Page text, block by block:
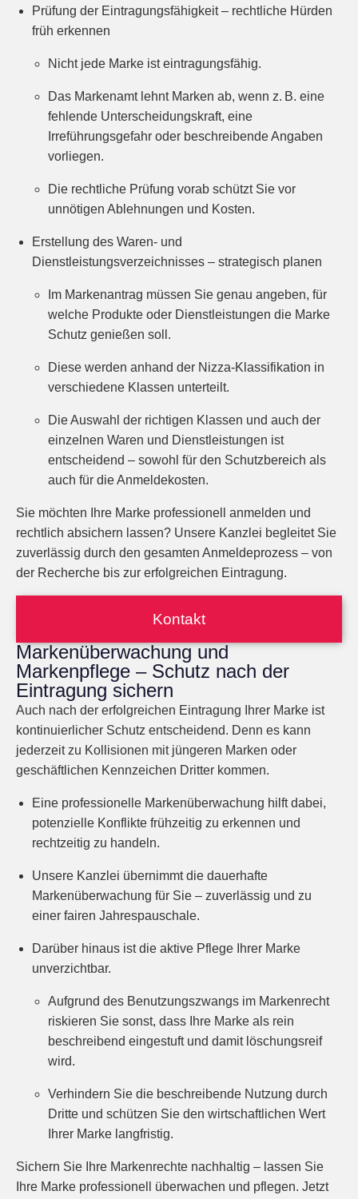
Prüfung der Eintragungsfähigkeit – rechtliche Hürden
früh erkennen
Nicht jede Marke ist eintragungsfähig.
Das Markenamt lehnt Marken ab, wenn z. B. eine
fehlende Unterscheidungskraft, eine
Irreführungsgefahr oder beschreibende Angaben
vorliegen.
Die rechtliche Prüfung vorab schützt Sie vor
unnötigen Ablehnungen und Kosten.
Erstellung des Waren- und
Dienstleistungsverzeichnisses – strategisch planen
Im Markenantrag müssen Sie genau angeben, für
welche Produkte oder Dienstleistungen die Marke
Schutz genießen soll.
Diese werden anhand der Nizza-Klassifikation in
verschiedene Klassen unterteilt.
Die Auswahl der richtigen Klassen und auch der
einzelnen Waren und Dienstleistungen ist
entscheidend – sowohl für den Schutzbereich als
auch für die Anmeldekosten.
Sie möchten Ihre Marke professionell anmelden und
rechtlich absichern lassen? Unsere Kanzlei begleitet Sie
zuverlässig durch den gesamten Anmeldeprozess – von
der Recherche bis zur erfolgreichen Eintragung.
Kontakt
Markenüberwachung und
Markenpflege – Schutz nach der
Eintragung sichern
Auch nach der erfolgreichen Eintragung Ihrer Marke ist
kontinuierlicher Schutz entscheidend. Denn es kann
jederzeit zu Kollisionen mit jüngeren Marken oder
geschäftlichen Kennzeichen Dritter kommen.
Eine professionelle Markenüberwachung hilft dabei,
potenzielle Konflikte frühzeitig zu erkennen und
rechtzeitig zu handeln.
Unsere Kanzlei übernimmt die dauerhafte
Markenüberwachung für Sie – zuverlässig und zu
einer fairen Jahrespauschale.
Darüber hinaus ist die aktive Pflege Ihrer Marke
unverzichtbar.
Aufgrund des Benutzungszwangs im Markenrecht
riskieren Sie sonst, dass Ihre Marke als rein
beschreibend eingestuft und damit löschungsreif
wird.
Verhindern Sie die beschreibende Nutzung durch
Dritte und schützen Sie den wirtschaftlichen Wert
Ihrer Marke langfristig.
Sichern Sie Ihre Markenrechte nachhaltig – lassen Sie
Ihre Marke professionell überwachen und pflegen. Jetzt